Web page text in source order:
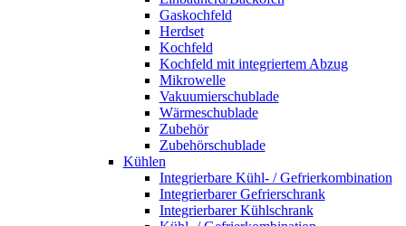
Gaskochfeld
Herdset
Kochfeld
Kochfeld mit integriertem Abzug
Mikrowelle
Vakuumierschublade
Wärmeschublade
Zubehör
Zubehörschublade
Kühlen
Integrierbare Kühl- / Gefrierkombination
Integrierbarer Gefrierschrank
Integrierbarer Kühlschrank